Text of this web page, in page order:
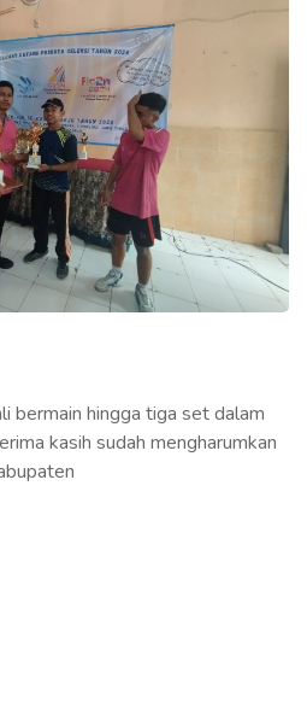
bermain hingga tiga set dalam
kasih sudah mengharumkan